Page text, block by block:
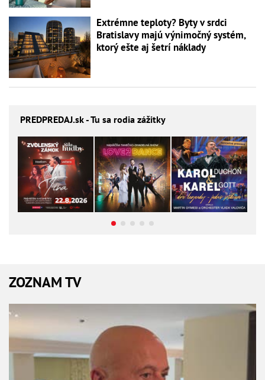
Extrémne teploty? Byty v srdci
Bratislavy majú výnimočný systém,
ktorý ešte aj šetrí náklady
PREDPREDAJ.sk - Tu sa rodia zážitky
ZOZNAM TV